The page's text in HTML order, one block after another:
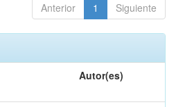
Anterior 1 Siguiente
Autor(es)